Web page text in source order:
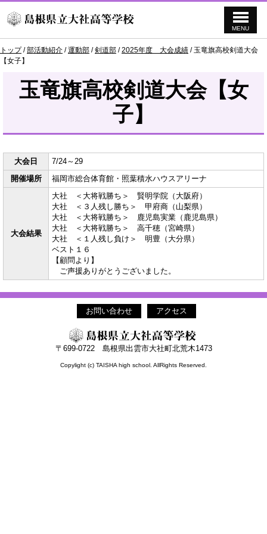
MENU
現
在
トップ/部活動紹介 /運動部 /剣道部 /2025年度 大会成績 / 玉竜旗高校剣道大会
【女子】
玉竜旗高校剣道大会【女
子】
大会日
7/24～29
開催場所
福岡市総合体育館・照葉積水ハウスアリーナ
大会結果
大社 ＜大将戦勝ち＞ 賢明学院（大阪府）
大社 ＜３人残し勝ち＞ 甲府商（山梨県）
大社 ＜大将戦勝ち＞ 鹿児島実業（鹿児島県）
大社 ＜大将戦勝ち＞ 高千穂（宮崎県）
大社 ＜１人残し負け＞ 明豊（大分県）
ベスト１６
【顧問より】
ご声援ありがとうございました。
お問い合わせ アクセス
〒699-0722 島根県出雲市大社町北荒木1473
Copylight (c) TAISHA high school. AllRights Reserved.